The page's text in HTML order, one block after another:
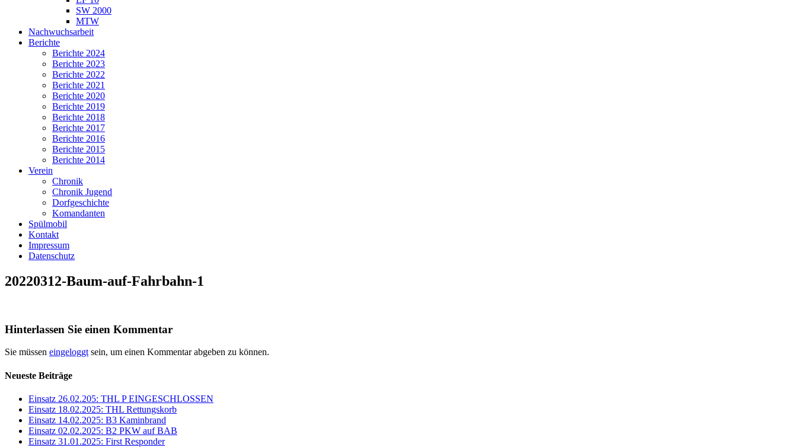
SW 2000
MTW
Nachwuchsarbeit
Berichte
Berichte 2024
Berichte 2023
Berichte 2022
Berichte 2021
Berichte 2020
Berichte 2019
Berichte 2018
Berichte 2017
Berichte 2016
Berichte 2015
Berichte 2014
Verein
Chronik
Chronik Jugend
Dorfgeschichte
Komandanten
Spülmobil
Kontakt
Impressum
Datenschutz
20220312-Baum-auf-Fahrbahn-1
Hinterlassen Sie einen Kommentar
Sie müssen eingeloggt sein, um einen Kommentar abgeben zu können.
Neueste Beiträge
Einsatz 26.02.205: THL P EINGESCHLOSSEN
Einsatz 18.02.2025: THL Rettungskorb
Einsatz 14.02.2025: B3 Kaminbrand
Einsatz 02.02.2025: B2 PKW auf BAB
Einsatz 31.01.2025: First Responder